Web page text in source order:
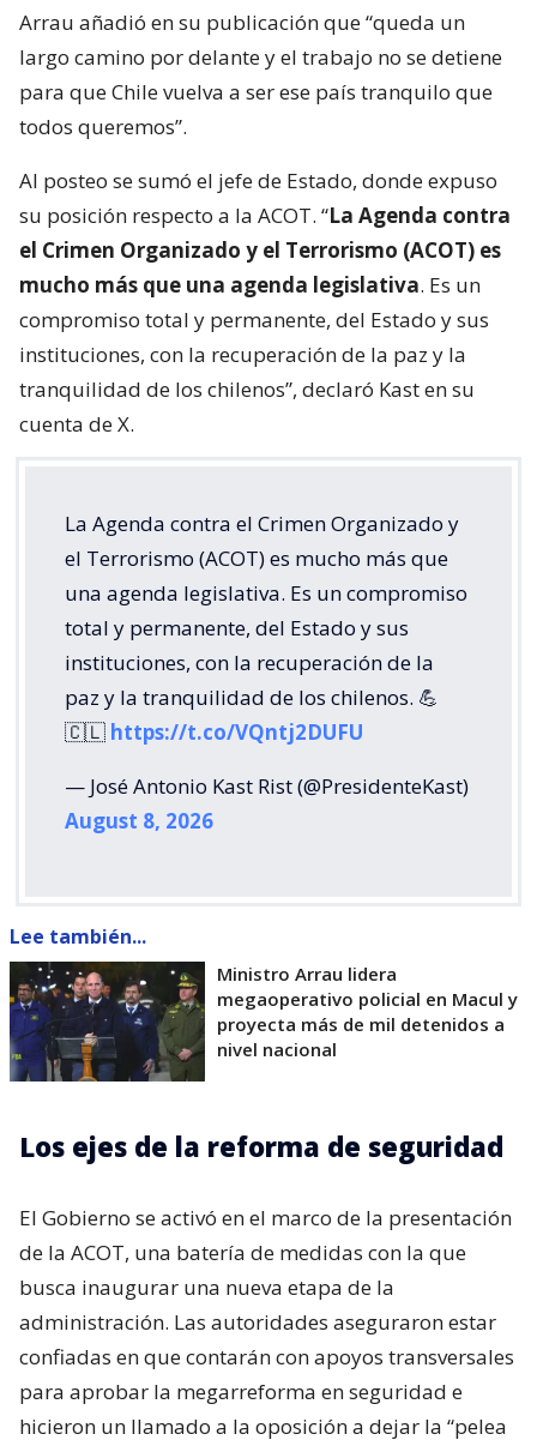
Arrau añadió en su publicación que “queda un
largo camino por delante y el trabajo no se detiene
para que Chile vuelva a ser ese país tranquilo que
todos queremos”.
Al posteo se sumó el jefe de Estado, donde expuso
su posición respecto a la ACOT. “La Agenda contra
el Crimen Organizado y el Terrorismo (ACOT) es
mucho más que una agenda legislativa. Es un
compromiso total y permanente, del Estado y sus
instituciones, con la recuperación de la paz y la
tranquilidad de los chilenos”, declaró Kast en su
cuenta de X.
La Agenda contra el Crimen Organizado y
el Terrorismo (ACOT) es mucho más que
una agenda legislativa. Es un compromiso
total y permanente, del Estado y sus
instituciones, con la recuperación de la
paz y la tranquilidad de los chilenos. 💪
🇨🇱 https://t.co/VQntj2DUFU
— José Antonio Kast Rist (@PresidenteKast)
August 8, 2026
Lee también...
Ministro Arrau lidera
megaoperativo policial en Macul y
proyecta más de mil detenidos a
nivel nacional
Los ejes de la reforma de seguridad
El Gobierno se activó en el marco de la presentación
de la ACOT, una batería de medidas con la que
busca inaugurar una nueva etapa de la
administración. Las autoridades aseguraron estar
confiadas en que contarán con apoyos transversales
para aprobar la megarreforma en seguridad e
hicieron un llamado a la oposición a dejar la “pelea